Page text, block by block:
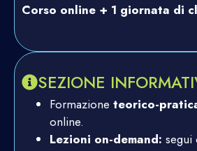
Corso online + 1 giornata di
SEZIONE
Formazione teorico-
online.
Lezioni on-demand: segui